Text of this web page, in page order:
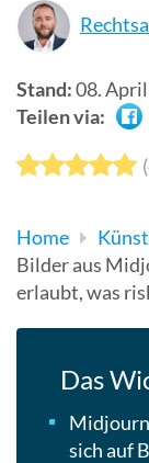
Stand:08.
Teilen via:
(
Home
Bilder aus
erlaubt, was
Das
sich auf